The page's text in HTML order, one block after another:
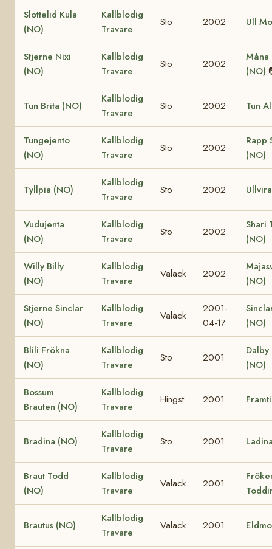
Slottelid Kula
(NO)
Kallblodig
Travare
Sto 2002 Ull
Stjerne Nixi
(NO)
Kallblodig
Travare
Sto 2002
Måna
(NO)
Tun Brita (NO)
Kallblodig
Travare
Sto 2002 Tun
Tungejento
(NO)
Kallblodig
Travare
Sto 2002
Rapp
(NO)
Tyllpia (NO)
Kallblodig
Travare
Sto 2002
Vudujenta
(NO)
Kallblodig
Travare
Sto 2002
Shari
(NO)
Willy Billy
(NO)
Kallblodig
Travare
Valack 2002
(NO)
Stjerne Sinclar
(NO)
Kallblodig
Travare
Valack
2001-
04-17
(NO)
Blili Frökna
(NO)
Kallblodig
Travare
Sto 2001
Dalby
(NO)
Bossum
Brauten (NO)
Kallblodig
Travare
Hingst 2001
Bradina (NO)
Kallblodig
Travare
Sto 2001
Braut Todd
(NO)
Kallblodig
Travare
Valack 2001
Brautus (NO)
Kallblodig
Travare
Valack 2001